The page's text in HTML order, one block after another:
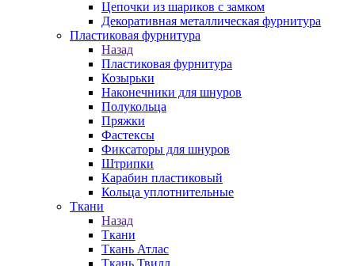
Цепочки из шариков с замком
Декоративная металлическая фурнитура
Пластиковая фурнитура
Назад
Пластиковая фурнитура
Козырьки
Наконечники для шнуров
Полукольца
Пряжки
Фастексы
Фиксаторы для шнуров
Штрипки
Карабин пластиковый
Кольца уплотнительные
Ткани
Назад
Ткани
Ткань Атлас
Ткань Твилл